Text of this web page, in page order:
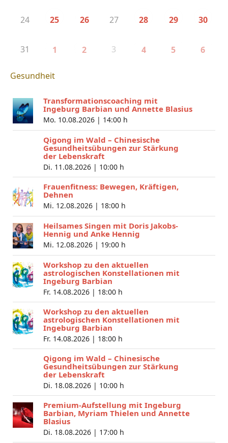
24 25 26 27 28 29 30
31 1 2 3 4 5 6
Gesundheit
Transformationscoaching mit
Ingeburg Barbian und Annette Blasius
Mo. 10.08.2026 | 14:00 h
Qigong im Wald – Chinesische
Gesundheitsübungen zur Stärkung
der Lebenskraft
Di. 11.08.2026 | 10:00 h
Frauenfitness: Bewegen, Kräftigen,
Dehnen
Mi. 12.08.2026 | 18:00 h
Heilsames Singen mit Doris Jakobs-
Hennig und Anke Hennig
Mi. 12.08.2026 | 19:00 h
Workshop zu den aktuellen
astrologischen Konstellationen mit
Ingeburg Barbian
Fr. 14.08.2026 | 18:00 h
Workshop zu den aktuellen
astrologischen Konstellationen mit
Ingeburg Barbian
Fr. 14.08.2026 | 18:00 h
Qigong im Wald – Chinesische
Gesundheitsübungen zur Stärkung
der Lebenskraft
Di. 18.08.2026 | 10:00 h
Premium-Aufstellung mit Ingeburg
Barbian, Myriam Thielen und Annette
Blasius
Di. 18.08.2026 | 17:00 h